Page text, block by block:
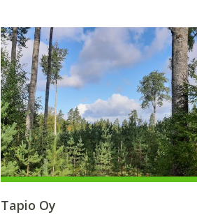
Tapio Oy